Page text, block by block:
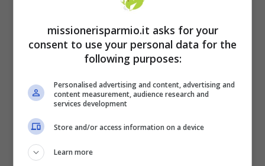
Riscaldamento autonomo: perché
puoi essere obbligato dagli altri
condomini a pagare le spese della
Se si ha deciso di optare per il riscaldamento
autonomo, è bene sapere che ci ...
missionerisparmio.it asks for your
consent to use your personal data for the
following purposes:
Personalised advertising and content, advertising and
content measurement, audience research and
services development
Store and/or access information on a device
Learn more